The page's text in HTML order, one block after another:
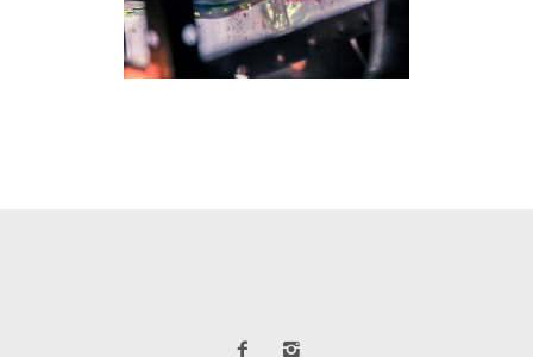
Directe audiovisual·Live cinema